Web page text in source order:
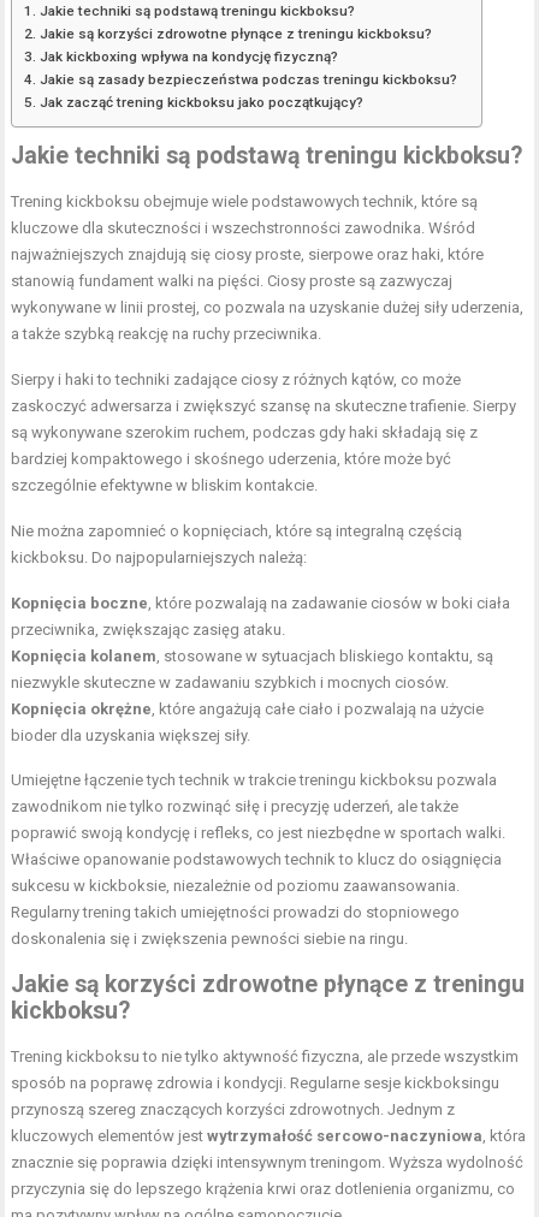
Jakie techniki są podstawą treningu kickboksu?
Jakie są korzyści zdrowotne płynące z treningu kickboksu?
Jak kickboxing wpływa na kondycję fizyczną?
Jakie są zasady bezpieczeństwa podczas treningu kickboksu?
Jak zacząć trening kickboksu jako początkujący?
Jakie techniki są podstawą treningu kickboksu?
Trening kickboksu obejmuje wiele podstawowych technik, które są
kluczowe dla skuteczności i wszechstronności zawodnika. Wśród
najważniejszych znajdują się ciosy proste, sierpowe oraz haki, które
stanowią fundament walki na pięści. Ciosy proste są zazwyczaj
wykonywane w linii prostej, co pozwala na uzyskanie dużej siły uderzenia,
a także szybką reakcję na ruchy przeciwnika.
Sierpy i haki to techniki zadające ciosy z różnych kątów, co może
zaskoczyć adwersarza i zwiększyć szansę na skuteczne trafienie. Sierpy
są wykonywane szerokim ruchem, podczas gdy haki składają się z
bardziej kompaktowego i skośnego uderzenia, które może być
szczególnie efektywne w bliskim kontakcie.
Nie można zapomnieć o kopnięciach, które są integralną częścią
kickboksu. Do najpopularniejszych należą:
Kopnięcia boczne , które pozwalają na zadawanie ciosów w boki ciała
przeciwnika, zwiększając zasięg ataku.
Kopnięcia kolanem , stosowane w sytuacjach bliskiego kontaktu, są
niezwykle skuteczne w zadawaniu szybkich i mocnych ciosów.
Kopnięcia okrężne , które angażują całe ciało i pozwalają na użycie
bioder dla uzyskania większej siły.
Umiejętne łączenie tych technik w trakcie treningu kickboksu pozwala
zawodnikom nie tylko rozwinąć siłę i precyzję uderzeń, ale także
poprawić swoją kondycję i refleks, co jest niezbędne w sportach walki.
Właściwe opanowanie podstawowych technik to klucz do osiągnięcia
sukcesu w kickboksie, niezależnie od poziomu zaawansowania.
Regularny trening takich umiejętności prowadzi do stopniowego
doskonalenia się i zwiększenia pewności siebie na ringu.
Jakie są korzyści zdrowotne płynące z treningu
kickboksu?
Trening kickboksu to nie tylko aktywność fizyczna, ale przede wszystkim
sposób na poprawę zdrowia i kondycji. Regularne sesje kickboksingu
przynoszą szereg znaczących korzyści zdrowotnych. Jednym z
kluczowych elementów jestwytrzymałość sercowo-naczyniowa , która
znacznie się poprawia dzięki intensywnym treningom. Wyższa wydolność
przyczynia się do lepszego krążenia krwi oraz dotlenienia organizmu, co